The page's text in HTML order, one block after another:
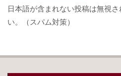
日本語が含まれない投稿は無視
い。（スパム対策）